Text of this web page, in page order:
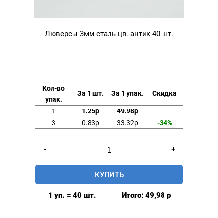
Люверсы 3мм сталь цв. антик 40 шт.
Кол-во
упак.
За 1 шт. За 1 упак. Скидка
1 1.25р
49.98р
3
0.83р 33.32р -34%
-
товара
Люверсы
3мм
+
КУПИТЬ
1 уп. = 40 шт. Итого: 49,98 р